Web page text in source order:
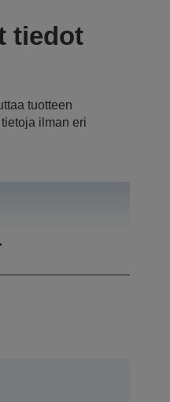
tiedot
tuotteen
ilman eri